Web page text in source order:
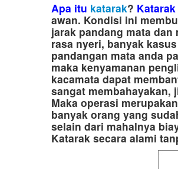
Apa itu katarak? Katarak
awan. Kondisi ini
jarak pandang mata
rasa nyeri, banyak
pandangan mata anda
maka kenyamanan
kacamata dapat
sangat membahayakan,
Maka operasi
banyak orang yang
selain dari mahalnya
Katarak secara alami